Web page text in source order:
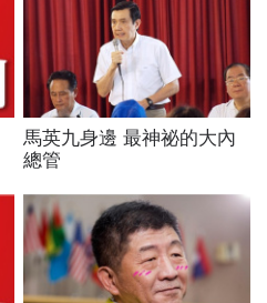
馬英九身邊 最神祕的大內
總管